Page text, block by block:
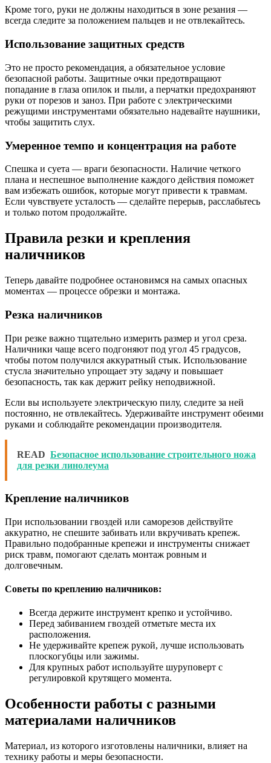
Кроме того, руки не должны находиться в зоне резания —
всегда следите за положением пальцев и не отвлекайтесь.
Использование защитных средств
Это не просто рекомендация, а обязательное условие
безопасной работы. Защитные очки предотвращают
попадание в глаза опилок и пыли, а перчатки предохраняют
руки от порезов и заноз. При работе с электрическими
режущими инструментами обязательно надевайте наушники,
чтобы защитить слух.
Умеренное темпо и концентрация на работе
Спешка и суета — враги безопасности. Наличие четкого
плана и неспешное выполнение каждого действия поможет
вам избежать ошибок, которые могут привести к травмам.
Если чувствуете усталость — сделайте перерыв, расслабьтесь
и только потом продолжайте.
Правила резки и крепления
наличников
Теперь давайте подробнее остановимся на самых опасных
моментах — процессе обрезки и монтажа.
Резка наличников
При резке важно тщательно измерить размер и угол среза.
Наличники чаще всего подгоняют под угол 45 градусов,
чтобы потом получился аккуратный стык. Использование
стусла значительно упрощает эту задачу и повышает
безопасность, так как держит рейку неподвижной.
Если вы используете электрическую пилу, следите за ней
постоянно, не отвлекайтесь. Удерживайте инструмент обеими
руками и соблюдайте рекомендации производителя.
READ Безопасное использование строительного ножа
для резки линолеума
Крепление наличников
При использовании гвоздей или саморезов действуйте
аккуратно, не спешите забивать или вкручивать крепеж.
Правильно подобранные крепежи и инструменты снижает
риск травм, помогают сделать монтаж ровным и
долговечным.
Советы по креплению наличников:
Всегда держите инструмент крепко и устойчиво.
Перед забиванием гвоздей отметьте места их
расположения.
Не удерживайте крепеж рукой, лучше использовать
плоскогубцы или зажимы.
Для крупных работ используйте шуруповерт с
регулировкой крутящего момента.
Особенности работы с разными
материалами наличников
Материал, из которого изготовлены наличники, влияет на
технику работы и меры безопасности.